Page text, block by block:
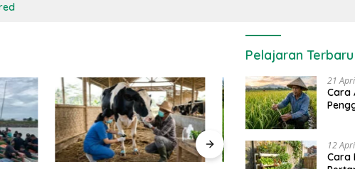
Pelajaran Terbaru
21
Cara
12
Cara